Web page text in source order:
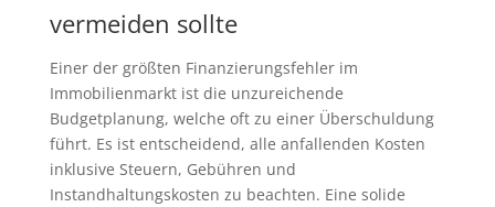
vermeiden sollte
Einer der größten Finanzierungsfehler im
Immobilienmarkt ist die unzureichende
Budgetplanung, welche oft zu einer Überschuldung
führt. Es ist entscheidend, alle anfallenden Kosten
inklusive Steuern, Gebühren und
Instandhaltungskosten zu beachten. Eine solide